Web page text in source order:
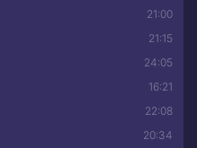
21:00
21:15
24:05
16:21
22:08
20:34